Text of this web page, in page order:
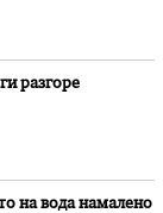
разгоре
на вода намалено